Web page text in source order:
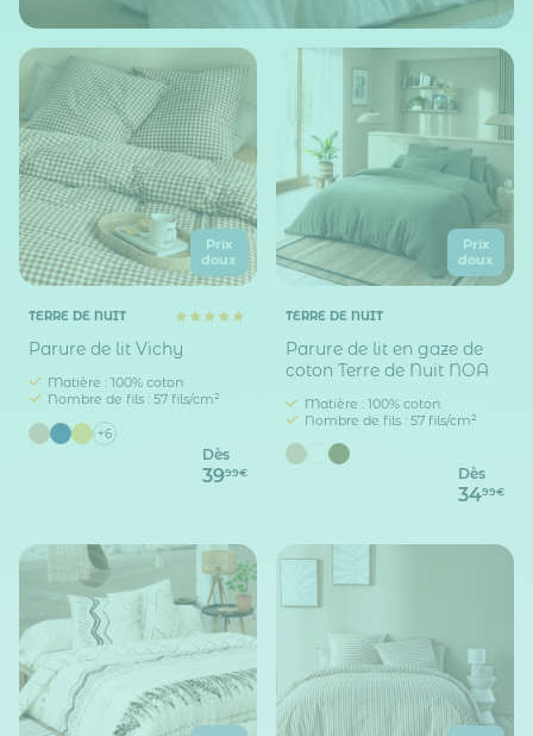
Prix
doux
TERRE DE NUIT
Parure de lit Vichy
Matière : 100% coton
Nombre de fils : 57 fils/cm²
+6
Dès
3999€
Prix
doux
TERRE DE NUIT
Parure de lit en gaze de
coton Terre de Nuit NOA
Matière : 100% coton
Nombre de fils : 57 fils/cm²
Dès
3499€